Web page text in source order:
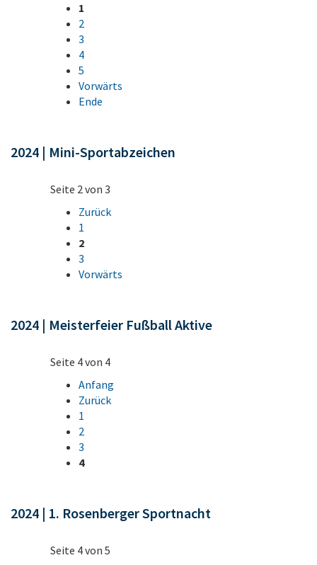
1
2
3
4
5
Vorwärts
Ende
2024 | Mini-Sportabzeichen
Seite 2 von 3
Zurück
1
2
3
Vorwärts
2024 | Meisterfeier Fußball Aktive
Seite 4 von 4
Anfang
Zurück
1
2
3
4
2024 | 1. Rosenberger Sportnacht
Seite 4 von 5